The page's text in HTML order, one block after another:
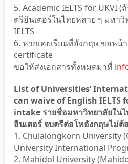
5. Academic IELTS for UKVI
ตรีอินเตอร์ในไทยหลาย ๆ มหา
IELTS
6. หากเคยเรียนที่อังกฤษ ขอหน้
certificate
ขอให้ส่งเอกสารทั้งหมดมาที่
List of Universities’
can waive of English IELTS
intake รายชื่อมหาวิทยาลัยใน
อินเตอร์ จบตรีต่อโทอังกฤษไม่ต้
1. Chulalongkorn University
University International
2. Mahidol University